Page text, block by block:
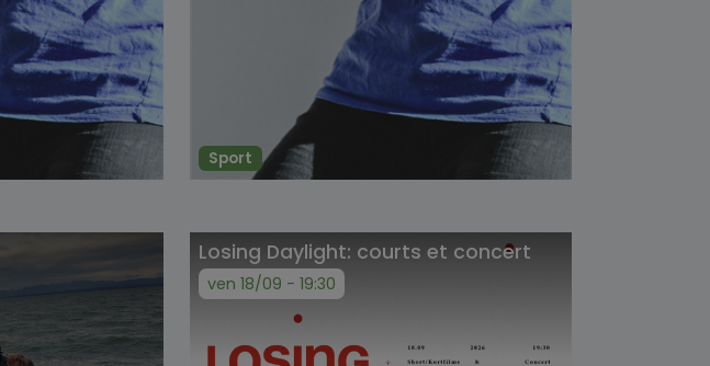
Sport
Losing Daylight: courts et concert
ven 18/09 - 19:30